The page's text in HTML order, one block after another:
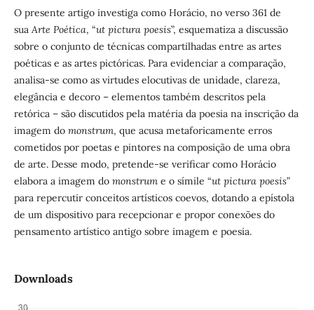
O presente artigo investiga como Horácio, no verso 361 de
sua Arte Poética, “ut pictura poesis”, esquematiza a discussão
sobre o conjunto de técnicas compartilhadas entre as artes
poéticas e as artes pictóricas. Para evidenciar a comparação,
analisa-se como as virtudes elocutivas de unidade, clareza,
elegância e decoro – elementos também descritos pela
retórica – são discutidos pela matéria da poesia na inscrição da
imagem do monstrum, que acusa metaforicamente erros
cometidos por poetas e pintores na composição de uma obra
de arte. Desse modo, pretende-se verificar como Horácio
elabora a imagem do monstrum e o símile “ut pictura poesis”
para repercutir conceitos artísticos coevos, dotando a epístola
de um dispositivo para recepcionar e propor conexões do
pensamento artístico antigo sobre imagem e poesia.
Downloads